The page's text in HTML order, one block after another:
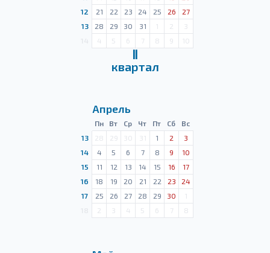
12
21 22 23 24 25 26
27
13
28 29 30 31 1 2
3
4 5 6 7 8 9 10
Ⅱ
квартал
Апрель
Пн Вт Ср Чт Пт Сб
Вс
13
28 29 30 31 1 2
3
14
4 5 6 7 8 9
10
15
11 12 13 14 15 16
17
16
18 19 20 21 22 23
24
17
25 26 27 28 29 30
1
2 3 4 5 6 7 8